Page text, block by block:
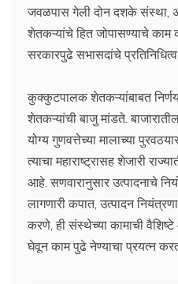
जवळपास गेली दोन दशके संस्था,
शेतकऱ्यांचे हित जोपासण्याचे
सरकारपुढे सभासदांचे
कुक्कुटपालक शेतकऱ्यांबाबत
शेतकऱ्यांची बाजु मांडते.
योग्य गुणवत्तेच्या मालाच्या
त्याचा महाराष्ट्रासह शेजारी
आहे. सणवारानुसार उत्पादनाचे
लागणारी कपात, उत्पादन
करणे, ही संस्थेच्या कामाची वैशिष्टे
घेवून काम पुढे नेण्याचा प्रयत्न